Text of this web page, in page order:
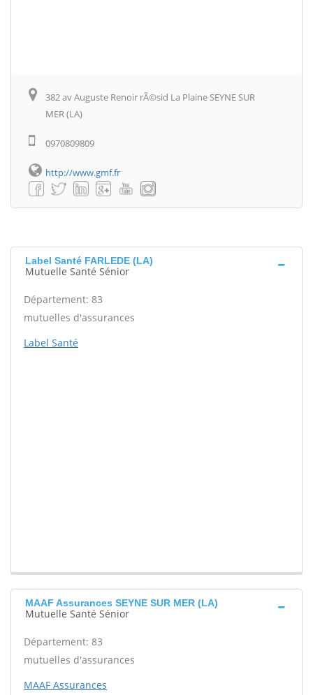
382 av Auguste Renoir rÃ©sid La Plaine SEYNE SUR
MER (LA)
0970809809
http://www.gmf.fr
Label Santé FARLEDE (LA)
Mutuelle Santé Sénior
Département: 83
mutuelles d'assurances
Label Santé
MAAF Assurances SEYNE SUR MER (LA)
Mutuelle Santé Sénior
Département: 83
mutuelles d'assurances
MAAF Assurances